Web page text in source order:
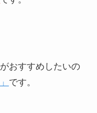
おすすめしたいの
です。